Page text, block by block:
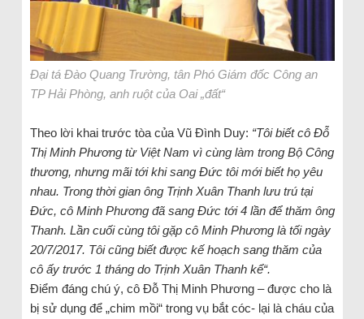
Đại tá Đào Quang Trường, tân Phó Giám đốc Công an
TP Hải Phòng, anh ruột của Oai „đất“
Theo lời khai trước tòa của Vũ Đình Duy: “Tôi biết cô Đỗ
Thị Minh Phương từ Việt Nam vì cùng làm trong Bộ Công
thương, nhưng mãi tới khi sang Đức tôi mới biết họ yêu
nhau. Trong thời gian ông Trịnh Xuân Thanh lưu trú tại
Đức, cô Minh Phương đã sang Đức tới 4 lần để thăm ông
Thanh. Lần cuối cùng tôi gặp cô Minh Phương là tối ngày
20/7/2017. Tôi cũng biết được kế hoạch sang thăm của
cô ấy trước 1 tháng do Trịnh Xuân Thanh kể“.
Điểm đáng chú ý, cô Đỗ Thị Minh Phương – được cho là
bị sử dụng để „chim mồi“ trong vụ bắt cóc- lại là cháu của